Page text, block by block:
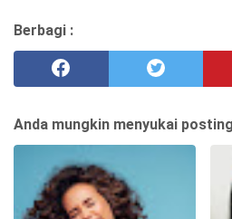
Berbagi :
Anda mungkin menyukai